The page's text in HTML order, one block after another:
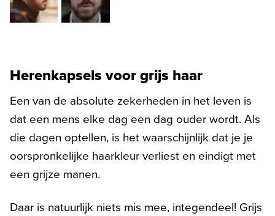
Herenkapsels voor grijs haar
Een van de absolute zekerheden in het leven is
dat een mens elke dag een dag ouder wordt. Als
die dagen optellen, is het waarschijnlijk dat je je
oorspronkelijke haarkleur verliest en eindigt met
een grijze manen.
Daar is natuurlijk niets mis mee, integendeel! Grijs